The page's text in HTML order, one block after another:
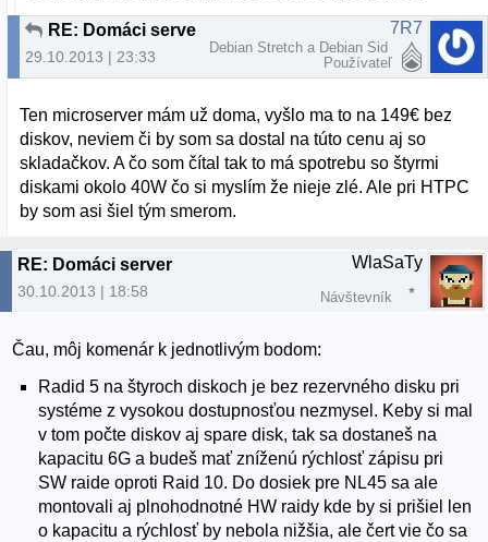
RE: Domáci server
29.10.2013 | 23:33
7R7
Debian Stretch a Debian Sid
Používateľ
Ten microserver mám už doma, vyšlo ma to na 149€ bez
diskov, neviem či by som sa dostal na túto cenu aj so
skladačkov. A čo som čítal tak to má spotrebu so štyrmi
diskami okolo 40W čo si myslím že nieje zlé. Ale pri HTPC
by som asi šiel tým smerom.
RE: Domáci server
30.10.2013 | 18:58
WlaSaTy
Návštevník
Čau, môj komenár k jednotlivým bodom:
Radid 5 na štyroch diskoch je bez rezervného disku pri
systéme z vysokou dostupnosťou nezmysel. Keby si mal
v tom počte diskov aj spare disk, tak sa dostaneš na
kapacitu 6G a budeš mať zníženú rýchlosť zápisu pri
SW raide oproti Raid 10. Do dosiek pre NL45 sa ale
montovali aj plnohodnotné HW raidy kde by si prišiel len
o kapacitu a rýchlosť by nebola nižšia, ale čert vie čo sa